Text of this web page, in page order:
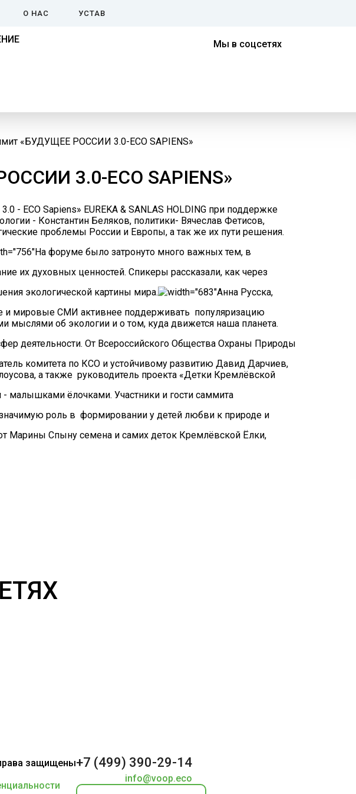
О НАС УСТАВ
Мы в соцсетях
«БУДУЩЕЕ РОССИИ 3.0-ECO SAPIENS»
3.0-ECO SAPIENS»
ECO Sapiens» EUREKA & SANLAS HOLDING при поддержке
- Константин Беляков, политики- Вячеслав Фетисов,
проблемы России и Европы, а так же их пути решения.
На форуме было затронуто много важных тем, в
их духовных ценностей. Спикеры рассказали, как через
экологической картины мира.
Анна Русска,
и мировые СМИ активнее поддерживать популяризацию
мыслями об экологии и о том, куда движется наша планета.
деятельности. От Всероссийского Общества Охраны Природы
комитета по КСО и устойчивому развитию Давид Дарчиев,
а также руководитель проекта «Детки Кремлёвской
малышками ёлочками. Участники и гости саммита
роль в формировании у детей любви к природе и
Марины Спыну семена и самих деток Кремлёвской Ёлки,
защищены+7 (499) 390-29-14
info@voop.eco